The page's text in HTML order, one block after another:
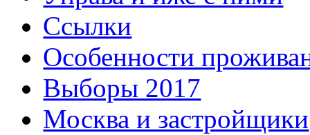
Ссылки
Особенности
Выборы 2017
Москва и застройщики